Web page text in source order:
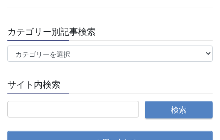
カテゴリー別記事検索
テ
リ
記
事
サイト内検索